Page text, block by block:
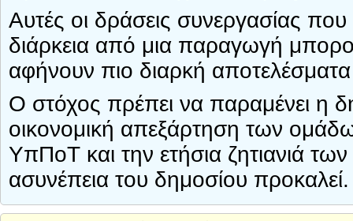
Αυτές οι δράσεις συνεργασίας
διάρκεια από μια παραγωγή
αφήνουν πιο διαρκή αποτελέσματα
Ο στόχος πρέπει να παραμένει η
οικονομική απεξάρτηση των
ΥπΠοΤ και την ετήσια ζητιανιά
ασυνέπεια του δημοσίου προκαλεί.